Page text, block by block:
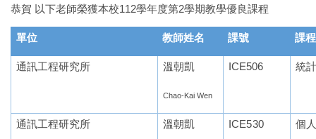
恭賀 以下老師榮獲本校112學年度第2學期教學優良課程
單位 教師姓名 課號 課
通訊工程研究所 溫朝凱
Chao-Kai Wen
ICE506 統
通訊工程研究所 溫朝凱 ICE530 個